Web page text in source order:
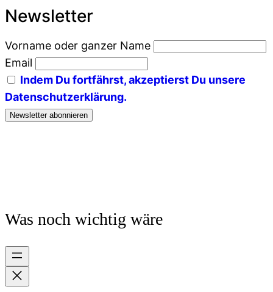
Newsletter
Vorname oder ganzer Name
Email
Indem Du fortfährst, akzeptierst Du unsere
Datenschutzerklärung.
Was noch wichtig wäre